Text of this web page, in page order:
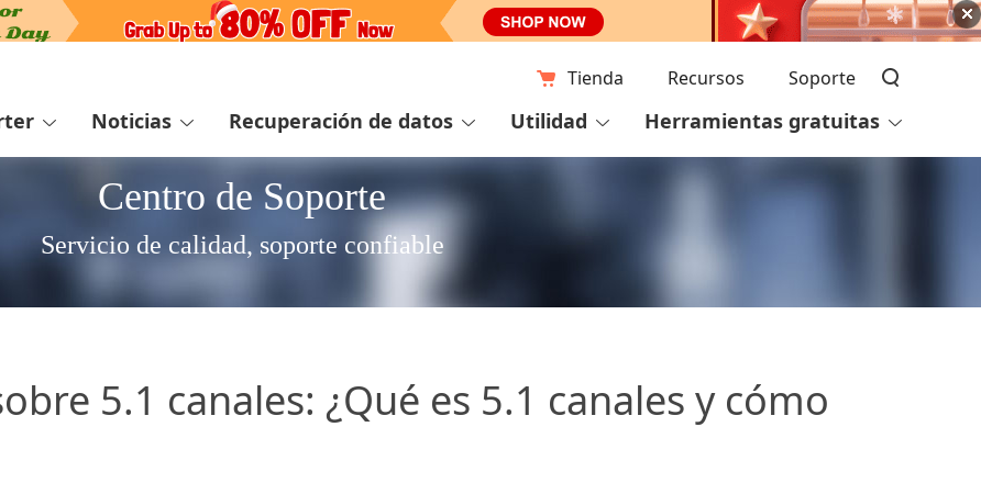
Tienda Recursos Soporte
Noticias Recuperación de datos Utilidad Herramientas gratuitas
Centro de Soporte
Servicio de calidad, soporte confiable
5.1 canales: ¿Qué es 5.1 canales y cómo